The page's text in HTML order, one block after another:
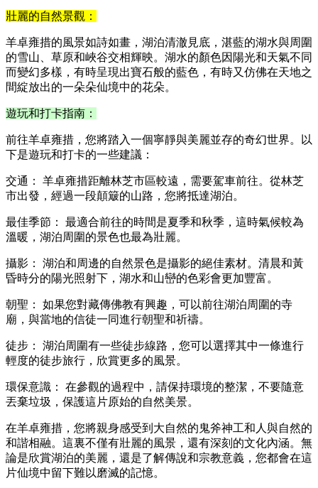
壯麗的自然景觀：
羊卓雍措的風景如詩如畫，湖泊清澈見底，湛藍的湖水與周圍
的雪山、草原和峽谷交相輝映。湖水的顏色因陽光和天氣不同
而變幻多樣，有時呈現出寶石般的藍色，有時又仿佛在天地之
間綻放出的一朵朵仙境中的花朵。
遊玩和打卡指南：
前往羊卓雍措，您將踏入一個寧靜與美麗並存的奇幻世界。以
下是遊玩和打卡的一些建議：
交通： 羊卓雍措距離林芝市區較遠，需要駕車前往。從林芝
市出發，經過一段顛簸的山路，您將抵達湖泊。
最佳季節： 最適合前往的時間是夏季和秋季，這時氣候較為
溫暖，湖泊周圍的景色也最為壯麗。
攝影： 湖泊和周邊的自然景色是攝影的絕佳素材。清晨和黃
昏時分的陽光照射下，湖水和山巒的色彩會更加豐富。
朝聖： 如果您對藏傳佛教有興趣，可以前往湖泊周圍的寺
廟，與當地的信徒一同進行朝聖和祈禱。
徒步： 湖泊周圍有一些徒步線路，您可以選擇其中一條進行
輕度的徒步旅行，欣賞更多的風景。
環保意識： 在參觀的過程中，請保持環境的整潔，不要隨意
丟棄垃圾，保護這片原始的自然美景。
在羊卓雍措，您將親身感受到大自然的鬼斧神工和人與自然的
和諧相融。這裏不僅有壯麗的風景，還有深刻的文化內涵。無
論是欣賞湖泊的美麗，還是了解傳說和宗教意義，您都會在這
片仙境中留下難以磨滅的記憶。